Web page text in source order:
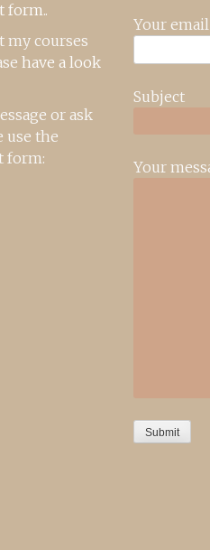
form..
my courses
have a look
or ask
use the
form:
Your email
Subject
Your